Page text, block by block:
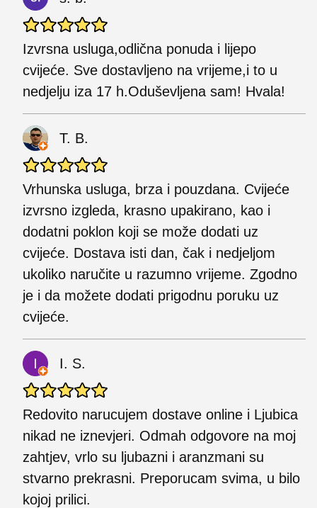
Izvrsna usluga,odlična ponuda i lijepo
cvijeće. Sve dostavljeno na vrijeme,i to u
nedjelju iza 17 h.Oduševljena sam! Hvala!
T. B.
Vrhunska usluga, brza i pouzdana. Cvijeće
izvrsno izgleda, krasno upakirano, kao i
dodatni poklon koji se može dodati uz
cvijeće. Dostava isti dan, čak i nedjeljom
ukoliko naručite u razumno vrijeme. Zgodno
je i da možete dodati prigodnu poruku uz
cvijeće.
I. S.
Redovito narucujem dostave online i Ljubica
nikad ne iznevjeri. Odmah odgovore na moj
zahtjev, vrlo su ljubazni i aranzmani su
stvarno prekrasni. Preporucam svima, u bilo
kojoj prilici.